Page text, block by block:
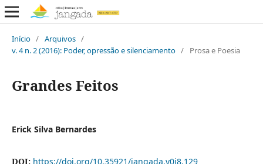
Início / Arquivos /
v. 4 n. 2 (2016): Poder, opressão e silenciamento / Prosa e Poesia
Grandes Feitos
Erick Silva Bernardes
DOI: https://doi.org/10.35921/jangada.v0i8.129